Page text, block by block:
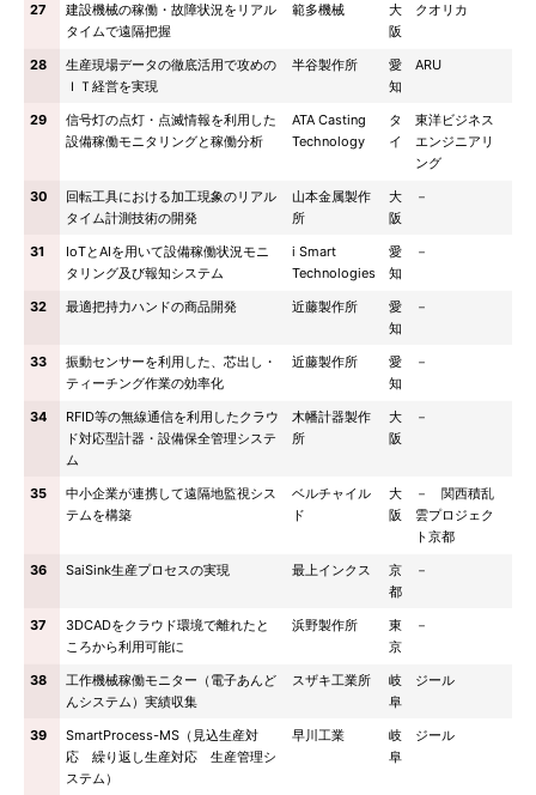
27
建設機械の稼働・故障状況をリアル
タイムで遠隔把握
範多機械
大
阪
クオリカ
28
生産現場データの徹底活用で攻めの
ＩＴ経営を実現
半谷製作所
愛
知
ARU
29
信号灯の点灯・点滅情報を利用した
設備稼働モニタリングと稼働分析
ATA Casting
Technology
タ
イ
東洋ビジネス
エンジニアリ
ング
30
回転工具における加工現象のリアル
タイム計測技術の開発
山本金属製作
所
大
阪
－
31
IoTとAIを用いて設備稼働状況モニ
タリング及び報知システム
i Smart
Technologies
愛
知
－
32 最適把持力ハンドの商品開発 近藤製作所
愛
知
－
33
振動センサーを利用した、芯出し・
ティーチング作業の効率化
近藤製作所
愛
知
－
34
RFID等の無線通信を利用したクラウ
ド対応型計器・設備保全管理システ
ム
木幡計器製作
所
大
阪
－
35
中小企業が連携して遠隔地監視シス
テムを構築
ベルチャイル
ド
大
阪
－ 関西積乱
雲プロジェク
ト京都
36
SaiSink生産プロセスの実現 最上インクス
京
都
－
37
3DCADをクラウド環境で離れたと
ころから利用可能に
浜野製作所
東
京
－
38
工作機械稼働モニター（電子あんど
んシステム）実績収集
スザキ工業所
岐
阜
ジール
39
SmartProcess-MS（見込生産対
応 繰り返し生産対応 生産管理シ
ステム）
早川工業
岐
阜
ジール